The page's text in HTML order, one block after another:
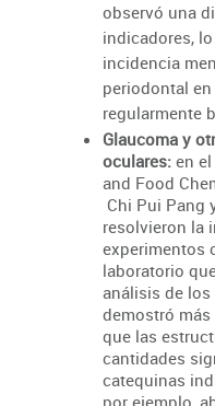
observó una
indicadores,
incidencia
periodontal
regularmente
Glaucoma y
oculares: en el
and Food
Chi Pui Pang
resolvieron la
experimentos
laboratorio
análisis de
demostró
que las
cantidades
catequinas